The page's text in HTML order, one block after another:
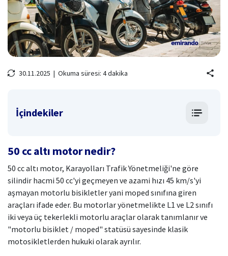
30.11.2025 | Okuma süresi: 4 dakika share
İçindekiler
50 cc altı motor nedir?
50 cc altı motor, Karayolları Trafik Yönetmeliği'ne göre
silindir hacmi 50 cc'yi geçmeyen ve azami hızı 45 km/s'yi
aşmayan motorlu bisikletler yani moped sınıfına giren
araçları ifade eder. Bu motorlar yönetmelikte L1 ve L2 sınıfı
iki veya üç tekerlekli motorlu araçlar olarak tanımlanır ve
"motorlu bisiklet / moped" statüsü sayesinde klasik
motosikletlerden hukuki olarak ayrılır.